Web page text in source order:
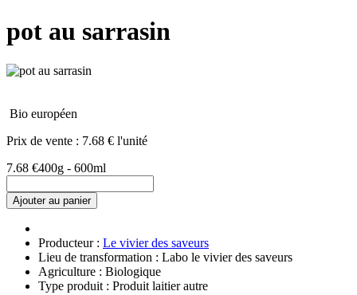
pot au sarrasin
Bio européen
Prix de vente : 7.68 € l'unité
7.68 €400g - 600ml
Ajouter au panier
Producteur : Le vivier des saveurs
Lieu de transformation : Labo le vivier des saveurs
Agriculture : Biologique
Type produit : Produit laitier autre